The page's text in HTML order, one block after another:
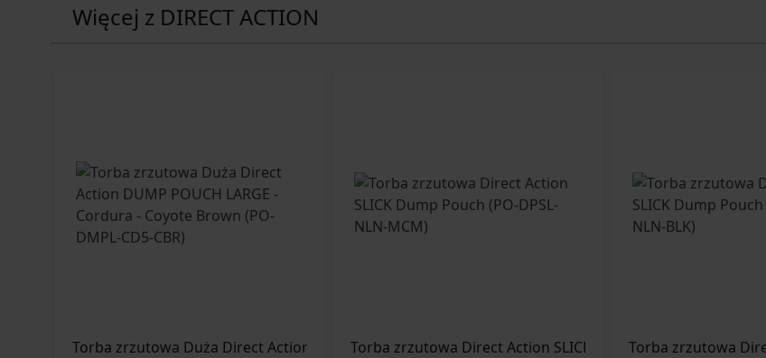
Więcej z DIRECT ACTION
Torba zrzutowa Duża Direct Action DUMP POUCH LARGE - Cordura - Coyote Brown (PO-DMPL-CD5-
Torba zrzutowa Direct Action SLICK Dump Pouch (PO-DPSL-
Torba zrzutowa